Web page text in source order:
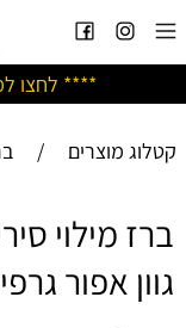
**** לחצו
קטלוג מוצרים /
גוון אפור